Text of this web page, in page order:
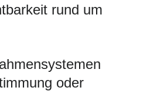
rund um
oder